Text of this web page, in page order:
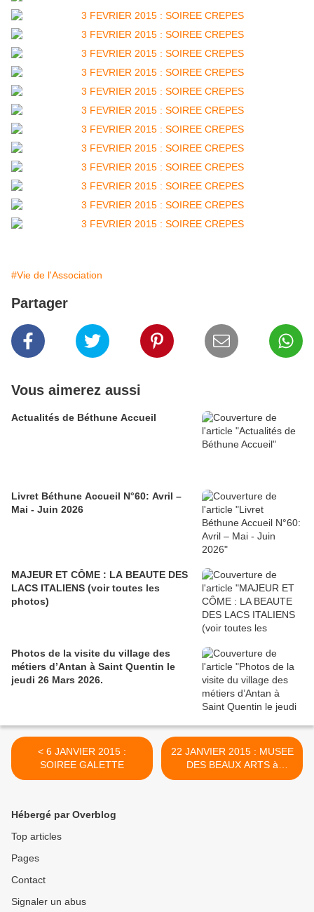
#Vie de l'Association
Partager
Vous aimerez aussi
Actualités de Béthune Accueil
Livret Béthune Accueil N°60: Avril –
Mai - Juin 2026
MAJEUR ET CÔME : LA BEAUTE DES
LACS ITALIENS (voir toutes les
photos)
Photos de la visite du village des
métiers d’Antan à Saint Quentin le
jeudi 26 Mars 2026.
< 6 JANVIER 2015 :
SOIREE GALETTE
22 JANVIER 2015 : MUSEE
DES BEAUX ARTS à
ARRAS >
Hébergé par Overblog
Top articles
Pages
Contact
Signaler un abus